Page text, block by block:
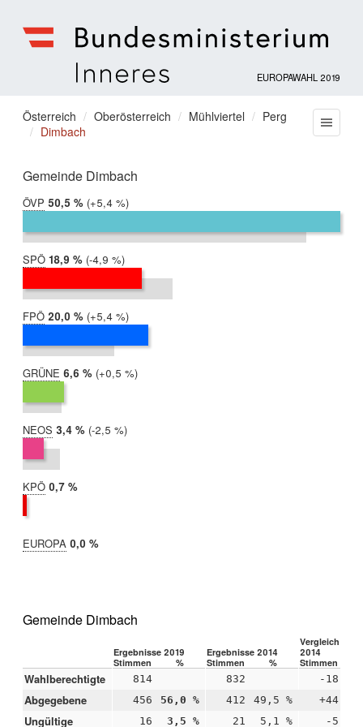
für
Inneres
EUROPAWAHL 2019
Sie
befinden
hier:
Österreich Oberösterreich Mühlviertel
Perg
Dimbach
Gemeinde Dimbach
ÖVP 2019:
50,5 %
2014:
45,0 %
Differenz:
+5,4 %
SPÖ 2019:
18,9 %
2014:
23,8 %
Differenz:
-4,9 %
FPÖ 2019:
20,0 %
2014:
14,6 %
Differenz:
+5,4 %
GRÜNE 2019:
6,6 %
2014:
6,1 %
Differenz:
+0,5 %
NEOS 2019:
3,4 %
2014:
5,9 %
Differenz:
-2,5 %
KPÖ 2019:
0,7 %
EUROPA 2019:
0,0 %
Gemeinde Dimbach
Ergebnisse 2019 Ergebnisse 2014
Vergleich
2014
Stimmen
% Stimmen % Stimmen
Wahlberechtigte 814 832 -18
Abgegebene 456 56,0 % 412 49,5 % +44
Ungültige 16 3,5 % 21 5,1 % -5